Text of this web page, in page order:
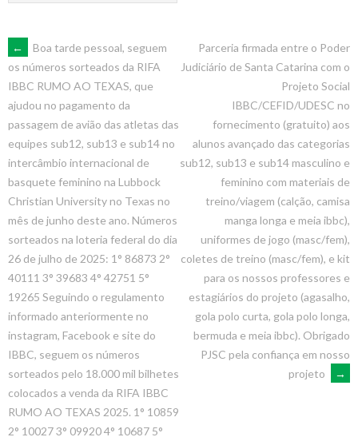
POST
NAVIGATION
←
Boa tarde pessoal, seguem
os números sorteados da RIFA
IBBC RUMO AO TEXAS, que
ajudou no pagamento da
passagem de avião das atletas das
equipes sub12, sub13 e sub14 no
intercâmbio internacional de
basquete feminino na Lubbock
Christian University no Texas no
mês de junho deste ano. Números
sorteados na loteria federal do dia
26 de julho de 2025: 1° 86873 2°
40111 3° 39683 4° 42751 5°
19265 Seguindo o regulamento
informado anteriormente no
instagram, Facebook e site do
IBBC, seguem os números
sorteados pelo 18.000 mil bilhetes
colocados a venda da RIFA IBBC
RUMO AO TEXAS 2025. 1° 10859
2° 10027 3° 09920 4° 10687 5°
Parceria firmada entre o Poder
Judiciário de Santa Catarina com o
Projeto Social
IBBC/CEFID/UDESC no
fornecimento (gratuito) aos
alunos avançado das categorias
sub12, sub13 e sub14 masculino e
feminino com materiais de
treino/viagem (calção, camisa
manga longa e meia ibbc),
uniformes de jogo (masc/fem),
coletes de treino (masc/fem), e kit
para os nossos professores e
estagiários do projeto (agasalho,
gola polo curta, gola polo longa,
bermuda e meia ibbc). Obrigado
PJSC pela confiança em nosso
projeto
→